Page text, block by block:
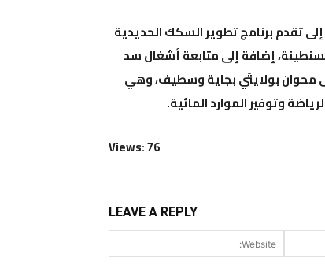
تقدم برنامج تطوير السكك الحديدية
، إضافة إلى متابعة أشغالسد
محوانبولايتَي بجاية وسطيف، وهي
وتوفير الموارد المائية.
Views: 76
LEAVE A REPLY
Email:*